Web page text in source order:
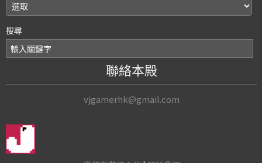
搜尋
聯絡本殿
vjgamerhk@gmail.com